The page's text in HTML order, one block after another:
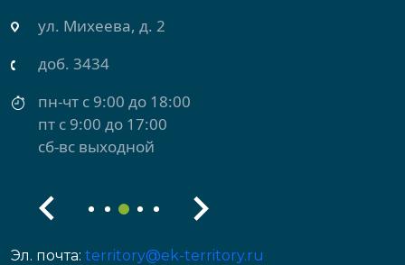
ул. Михеева, д. 2
доб. 3434
пн-чт с 9:00 до 18:00
пт с 9:00 до 17:00
сб-вс выходной
Эл. почта: territory@ek-territory.ru